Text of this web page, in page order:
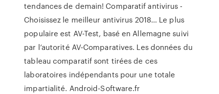
tendances de demain! Comparatif antivirus -
Choisissez le meilleur antivirus 2018… Le plus
populaire est AV-Test, basé en Allemagne suivi
par l’autorité AV-Comparatives. Les données du
tableau comparatif sont tirées de ces
laboratoires indépendants pour une totale
impartialité. Android-Software.fr